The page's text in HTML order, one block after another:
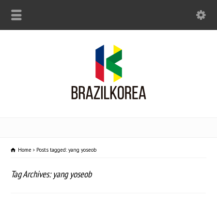
Home Posts tagged: yang yoseob
Tag Archives: yang yoseob